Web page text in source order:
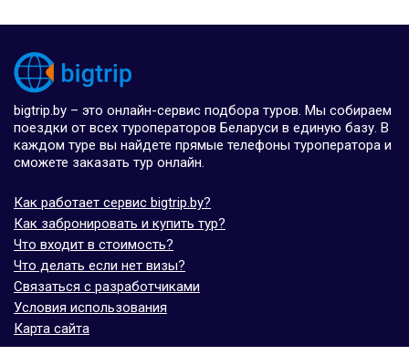
bigtrip.by – это онлайн-сервис подбора туров. Мы собираем
поездки от всех туроператоров Беларуси в единую базу. В
каждом туре вы найдете прямые телефоны туроператора и
сможете заказать тур онлайн.
Как работает сервис bigtrip.by?
Как забронировать и купить тур?
Что входит в стоимость?
Что делать если нет визы?
Связаться с разработчиками
Условия использования
Карта сайта